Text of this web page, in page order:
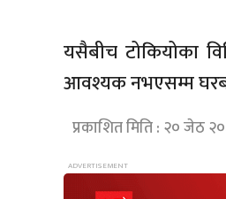
यसैबीच टोकियोका
आवश्यक नभएसम्म
प्रकाशित मिति : २० जेठ